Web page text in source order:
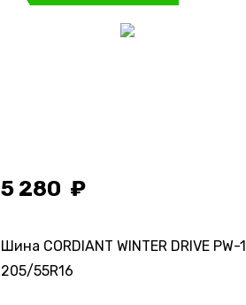
5 280
Шина CORDIANT WINTER DRIVE PW-1
205/55R16